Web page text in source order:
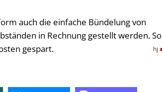
auch die einfache Bündelung von
in Rechnung gestellt werden. So
gespart.
hj